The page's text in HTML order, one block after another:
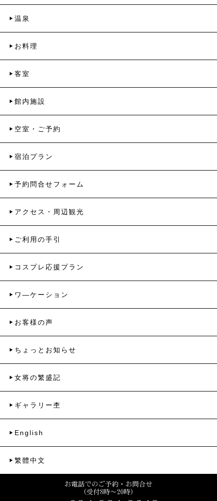
温泉
お料理
客室
館内施設
空室・ご予約
宿泊プラン
予約問合せフォーム
アクセス・周辺観光
ご利用の手引
コスプレ応援プラン
ワ―ケーション
お客様の声
ちょっとお知らせ
女将の繁盛記
ギャラリー杢
English
繁體中文